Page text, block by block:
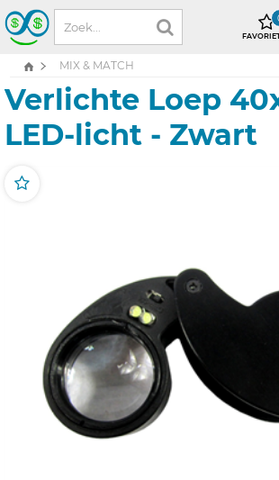
MIX & MATCH
Verlichte Loep
LED-licht - Zwart